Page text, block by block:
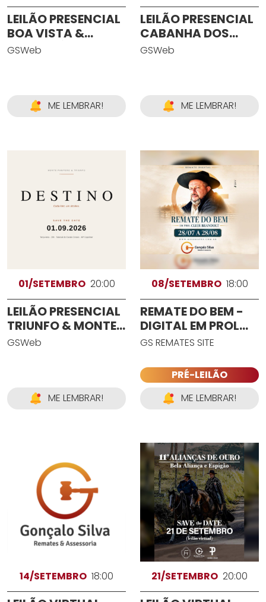
LEILÃO PRESENCIAL
BOA VISTA &
SANTA FÉ
GSWeb
ME LEMBRAR!
LEILÃO PRESENCIAL
CABANHA DOS
CASTANHEIROS
GSWeb
ME LEMBRAR!
01/SETEMBRO 20:00
LEILÃO PRESENCIAL
TRIUNFO & MONTE
PAMPERO -
GSWeb
ME LEMBRAR!
08/SETEMBRO 18:00
REMATE DO BEM -
DIGITAL EM PROL
DO AMIGO CLEIR
GS REMATES SITE
PRÉ-LEILÃO
ME LEMBRAR!
14/SETEMBRO 18:00 21/SETEMBRO 20:00